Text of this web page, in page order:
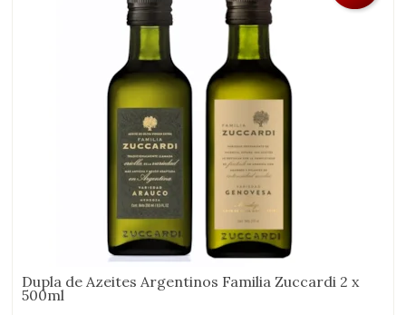
Dupla de Azeites Argentinos Familia Zuccardi 2 x
500ml